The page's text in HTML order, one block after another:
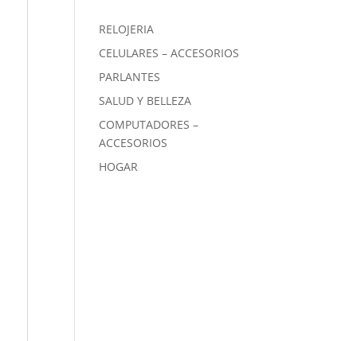
era:
$55,000.$35,000.
RELOJERIA
CELULARES – ACCESORIOS
PARLANTES
SALUD Y BELLEZA
COMPUTADORES –
ACCESORIOS
HOGAR